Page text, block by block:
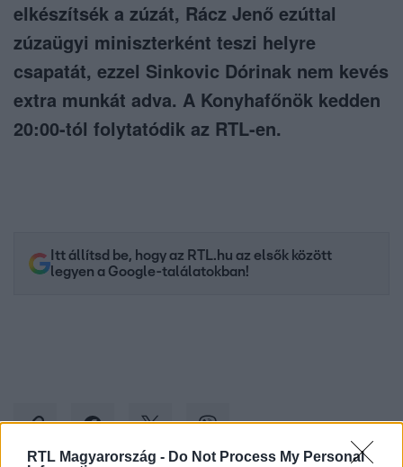
RTL Magyarország - Do Not Process My Personal
elkészítsék a zúzát, Rácz Jenő ezúttal
zúzaügyi miniszterként teszi helyre
csapatát, ezzel Sinkovic Dórinak nem kevés
extra munkát adva. A Konyhafőnök kedden
20:00-tól folytatódik az RTL-en.
Itt állítsd be, hogy az RTL.hu az elsők között
legyen a Google-találatokban!